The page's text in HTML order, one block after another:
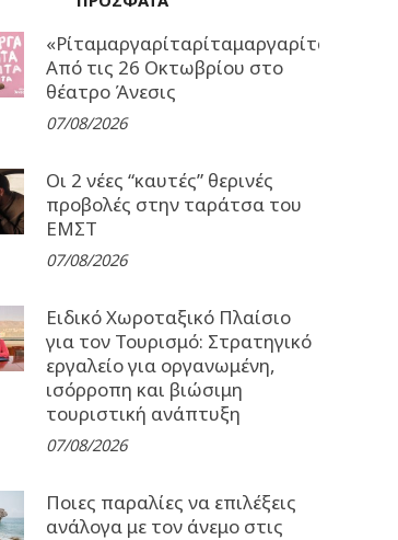
Από τις 26 Οκτωβρίου στο
θέατρο Άνεσις
07/08/2026
Οι 2 νέες “καυτές” θερινές
προβολές στην ταράτσα του
ΕΜΣΤ
07/08/2026
Ειδικό Χωροταξικό Πλαίσιο
για τον Τουρισμό: Στρατηγικό
εργαλείο για οργανωμένη,
ισόρροπη και βιώσιμη
τουριστική ανάπτυξη
07/08/2026
Ποιες παραλίες να επιλέξεις
ανάλογα με τον άνεμο στις